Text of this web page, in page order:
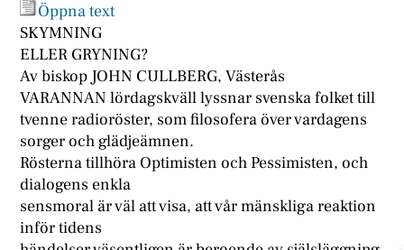
Öppna text
SKYMNING
ELLER GRYNING?
Av biskop JOHN CULLBERG, Västerås
VARANNAN lördagskväll lyssnar svenska folket till
tvenne radioröster, som filosofera över vardagens
sorger och glädjeämnen.
Rösterna tillhöra Optimisten och Pessimisten, och
dialogens enkla
sensmoral är väl att visa, att vår mänskliga reaktion
inför tidens